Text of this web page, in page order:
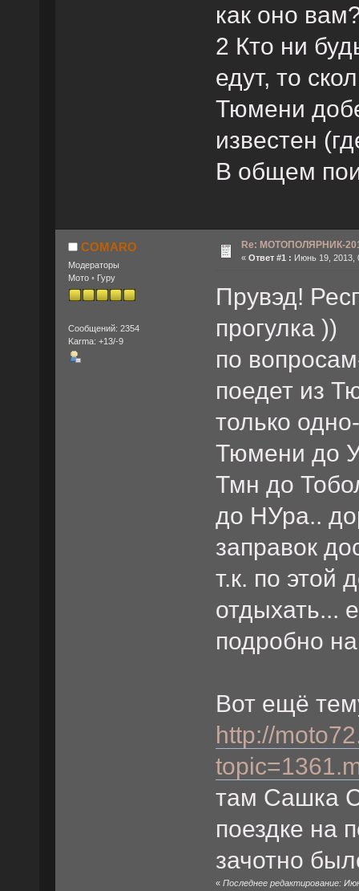
как оно
2 Кто ни
едут, то
Тюмени
известен
В общем
COMARO
Mодeраторы
Мото ◦ Гуру
Сообщений: 2354
Karma: +13/-9
Re: МОТОПОЛЯРНИК-
« Ответ #1 : Июнь 19, 2013,
Прувэд!
прогулка ))
по
поедет из
только
Тюмени до
Тмн до
до НУра..
заправок
т.к. по этой
отдыхать...
подробно
Вот ещё
http://
там Сашка
поездке на
зачотно
« Последнее редактирование: